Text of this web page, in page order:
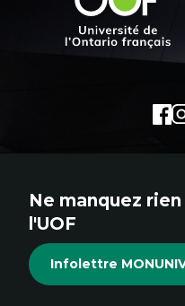
supplémentaires
Lien
Cet
dans
Ne manquez
l'UOF
Infolettre